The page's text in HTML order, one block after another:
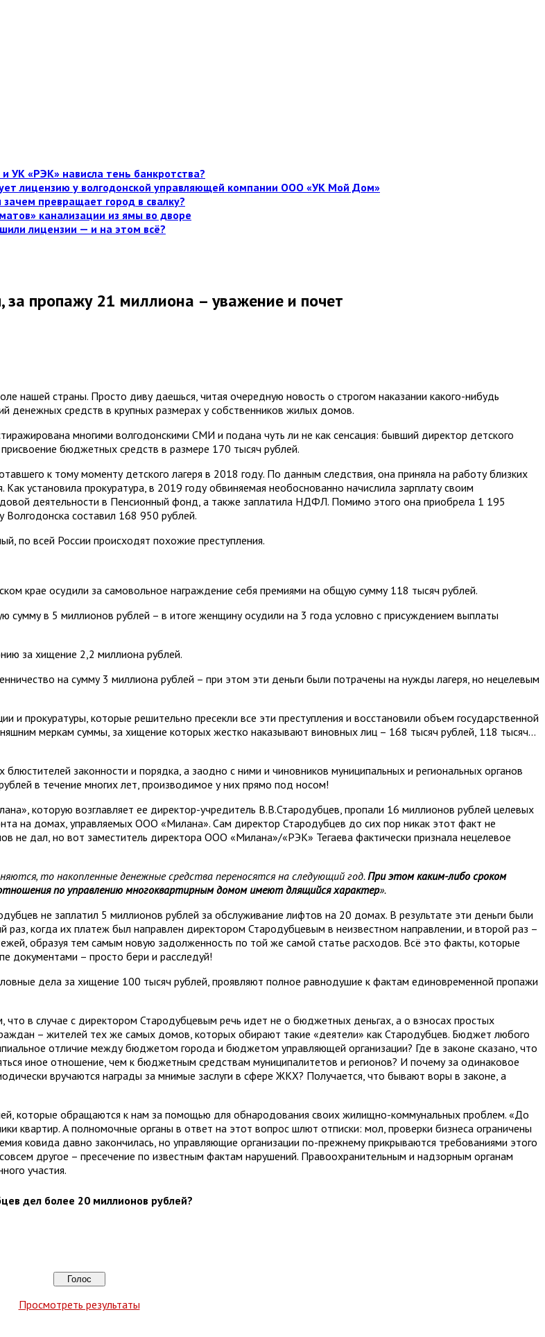
УК «РЭК» нависла тень банкротства?
лицензию у волгодонской управляющей компании ООО «УК Мой Дом»
превращает город в свалку?
канализации из ямы во дворе
лицензии — и на этом всё?
пропажу 21 миллиона – уважение и почет
нашей страны. Просто диву даешься, читая очередную новость о строгом наказании какого-нибудь
денежных средств в крупных размерах у собственников жилых домов.
многими волгодонскими СМИ и подана чуть ли не как сенсация: бывший директор детского
бюджетных средств в размере 170 тысяч рублей.
к тому моменту детского лагеря в 2018 году. По данным следствия, она приняла на работу близких
установила прокуратура, в 2019 году обвиняемая необоснованно начислила зарплату своим
деятельности в Пенсионный фонд, а также заплатила НДФЛ. Помимо этого она приобрела 1 195
составил 168 950 рублей.
по всей России происходят похожие преступления.
крае осудили за самовольное награждение себя премиями на общую сумму 118 тысяч рублей.
сумму в 5 миллионов рублей – в итоге женщину осудили на 3 года условно с присуждением выплаты
за хищение 2,2 миллиона рублей.
на сумму 3 миллиона рублей – при этом эти деньги были потрачены на нужды лагеря, но нецелевым
и прокуратуры, которые решительно пресекли все эти преступления и восстановили объем государственной
меркам суммы, за хищение которых жестко наказывают виновных лиц – 168 тысяч рублей, 118 тысяч…
законности и порядка, а заодно с ними и чиновников муниципальных и региональных органов
в течение многих лет, производимое у них прямо под носом!
которую возглавляет ее директор-учредитель В.В.Стародубцев, пропали 16 миллионов рублей целевых
на домах, управляемых ООО «Милана». Сам директор Стародубцев до сих пор никак этот факт не
не дал, но вот заместитель директора ООО «Милана»/«РЭК» Тегаева фактически признала нецелевое
то накопленные денежные средства переносятся на следующий год.При этом каким-либо сроком
по управлению многоквартирным домом имеют длящийся характер».
не заплатил 5 миллионов рублей за обслуживание лифтов на 20 домах. В результате эти деньги были
когда их платеж был направлен директором Стародубцевым в неизвестном направлении, и второй раз –
образуя тем самым новую задолженность по той же самой статье расходов. Всё это факты, которые
документами – просто бери и расследуй!
дела за хищение 100 тысяч рублей, проявляют полное равнодушие к фактам единовременной пропажи
в случае с директором Стародубцевым речь идет не о бюджетных деньгах, а о взносах простых
– жителей тех же самых домов, которых обирают такие «деятели» как Стародубцев. Бюджет любого
отличие между бюджетом города и бюджетом управляющей организации? Где в законе сказано, что
иное отношение, чем к бюджетным средствам муниципалитетов и регионов? И почему за одинаковое
вручаются награды за мнимые заслуги в сфере ЖКХ? Получается, что бывают воры в законе, а
которые обращаются к нам за помощью для обнародования своих жилищно-коммунальных проблем. «До
квартир. А полномочные органы в ответ на этот вопрос шлют отписки: мол, проверки бизнеса ограничены
ковида давно закончилась, но управляющие организации по-прежнему прикрываются требованиями этого
другое – пресечение по известным фактам нарушений. Правоохранительным и надзорным органам
участия.
дел более 20 миллионов рублей?
Просмотреть результаты